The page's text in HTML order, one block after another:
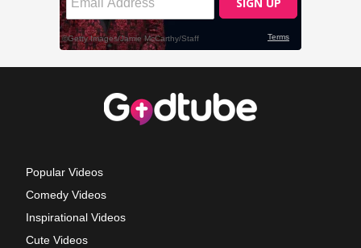
Popular Videos
Comedy Videos
Inspirational Videos
Cute Videos